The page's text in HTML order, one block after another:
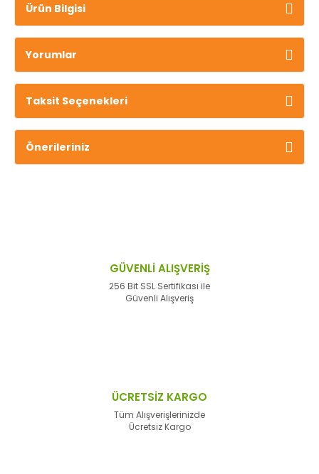
Ürün Bilgisi
Yorumlar
Taksit Seçenekleri
Önerileriniz
GÜVENLİ ALIŞVERİŞ
256 Bit SSL Sertifikası ile
Güvenli Alışveriş
ÜCRETSİZ KARGO
Tüm Alışverişlerinizde
Ücretsiz Kargo